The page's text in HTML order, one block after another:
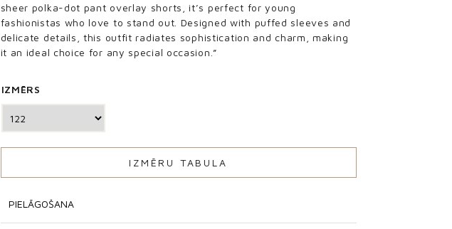
sheer polka-dot pant overlay shorts, it’s perfect for young
fashionistas who love to stand out. Designed with puffed sleeves and
delicate details, this outfit radiates sophistication and charm, making
it an ideal choice for any special occasion.”
IZMĒRS
IZMĒRU TABULA
PIELĀGOŠANA